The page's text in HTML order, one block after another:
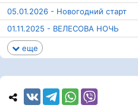
05.01.2026 - Новогодний старт
01.11.2025 - ВЕЛЕСОВА НОЧЬ
еще